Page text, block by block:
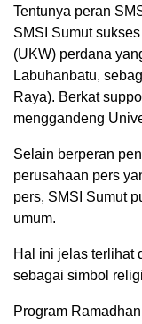
Tentunya peran
SMSI Sumut
(UKW) perdana
Labuhanbatu,
Raya). Berkat
menggandeng
Selain berperan
perusahaan pers
pers, SMSI Sumut
umum.
Hal ini jelas terlihat
sebagai simbol
Program